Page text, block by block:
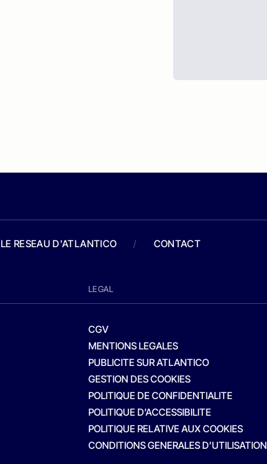
LE RESEAU D'ATLANTICO / CONTACT
LEGAL
CGV
MENTIONS LEGALES
PUBLICITE SUR ATLANTICO
GESTION DES COOKIES
POLITIQUE DE CONFIDENTIALITE
POLITIQUE D’ACCESSIBILITE
POLITIQUE RELATIVE AUX COOKIES
CONDITIONS GENERALES D’UTILISATION